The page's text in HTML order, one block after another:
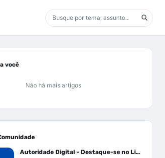
você
Não há mais artigos
Autoridade Digital - Destaque-se no Linkedin